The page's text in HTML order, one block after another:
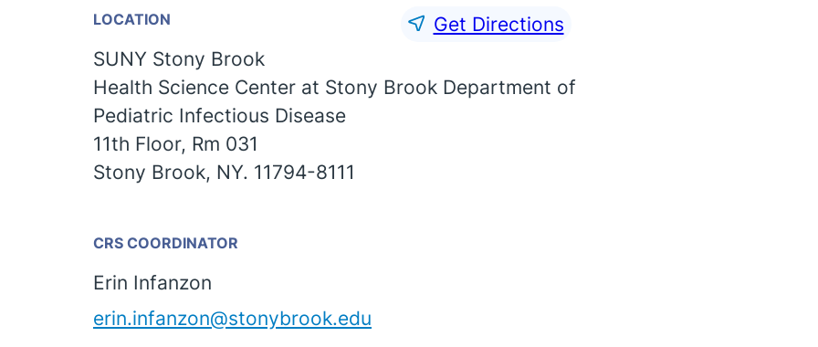
LOCATION
SUNY Stony Brook
Health Science Center at Stony Brook Department of
Pediatric Infectious Disease
11th Floor, Rm 031
Stony Brook, NY. 11794-8111
Get Directions
CRS COORDINATOR
Erin Infanzon
erin.infanzon@stonybrook.edu